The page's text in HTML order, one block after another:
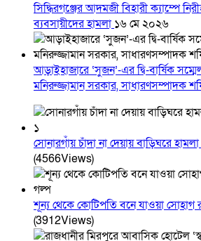
সিদ্ধিরগঞ্জের আদমজী বিহারী ক্যাম্পে
ব্যবসায়ীদের হামলা ১৬ মে ২০২৬
আড়াইহাজারে ‘সুজন’-এর দ্বি-বার্ষিক
মনিরুজ্জামান সরকার, সাধারণসম্পাদক
সোনারগাঁয় চাঁদা না দেয়ায় বাড়িঘরে
(4566Views)
শূন্য থেকে কোটিপতি বনে যাওয়া
(3912Views)